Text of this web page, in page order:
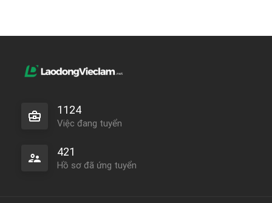
1124
Việc đang tuyển
421
Hồ sơ đã ứng tuyển